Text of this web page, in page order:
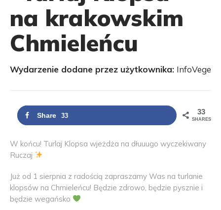
na krakowskim
Chmieleńcu
Wydarzenie dodane przez użytkownika: InfoVege
Share 33 33
SHARES
W końcu! Turlaj Klopsa wjeżdża na dłuuugo wyczekiwany
Ruczaj
Już od 1 sierpnia z radością zapraszamy Was na turlanie
klopsów na Chmieleńcu! Będzie zdrowo, będzie pysznie i
będzie wegańsko